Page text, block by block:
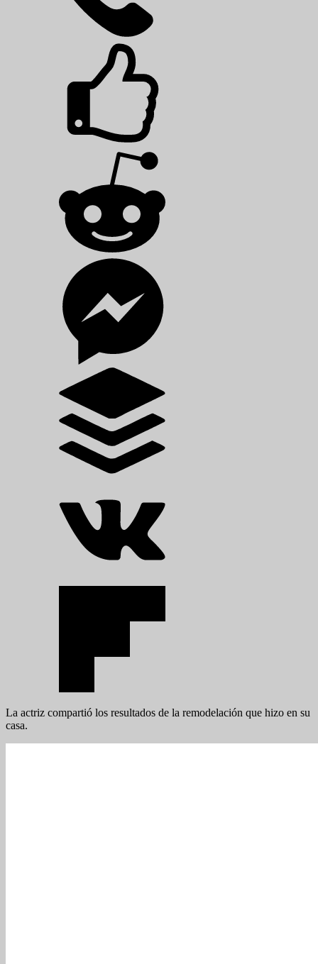
La actriz compartió los resultados de la remodelación que hizo en su
casa.